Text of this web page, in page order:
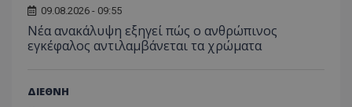
09.08.2026 - 09:55
Νέα ανακάλυψη εξηγεί πώς ο ανθρώπινος
εγκέφαλος αντιλαμβάνεται τα χρώματα
ΔΙΕΘΝΗ